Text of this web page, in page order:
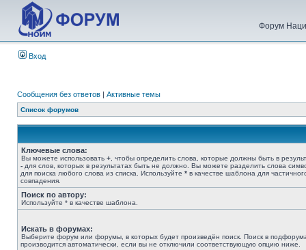
Форум
Вход
Сообщения без ответов | Активные темы
Список форумов
Ключевые слова:
Вы можете использовать + , чтобы определить слова, которые должны быть в
- для слов, которых в результатах быть не должно. Вы можете разделить слова
для поиска любого слова из списка. Используйте * в качестве шаблона для
совпадения.
Поиск по автору:
Используйте * в качестве шаблона.
Искать в форумах:
Выберите форум или форумы, в которых будет произведён поиск. Поиск в
производится автоматически, если вы не отключили соответствующую опцию ниже.